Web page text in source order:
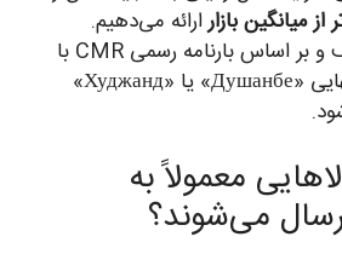
ارائه می‌دهیم.
کرایه‌ها شفاف و بر اساس بارنامه رسمی CMR با
درج مقصد نهایی «Душанбе» یا «Худжанд»
معمولاً به
می‌شوند؟